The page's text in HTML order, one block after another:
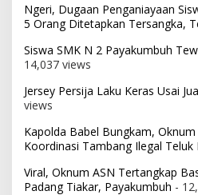
Ngeri, Dugaan Penganiayaan
5 Orang Ditetapkan Tersangka,
Siswa SMK N 2 Payakumbuh
14,037 views
Jersey Persija Laku Keras Usai
views
Kapolda Babel Bungkam, Oknum
Koordinasi Tambang Ilegal Teluk
Viral, Oknum ASN Tertangkap
Padang Tiakar, Payakumbuh -